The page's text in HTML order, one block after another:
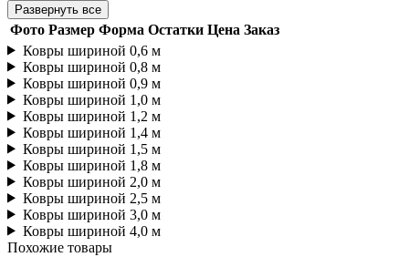
Развернуть все
Фото Размер Форма Остатки Цена Заказ
Ковры шириной 0,6 м
Ковры шириной 0,8 м
Ковры шириной 0,9 м
Ковры шириной 1,0 м
Ковры шириной 1,2 м
Ковры шириной 1,4 м
Ковры шириной 1,5 м
Ковры шириной 1,8 м
Ковры шириной 2,0 м
Ковры шириной 2,5 м
Ковры шириной 3,0 м
Ковры шириной 4,0 м
Похожие товары